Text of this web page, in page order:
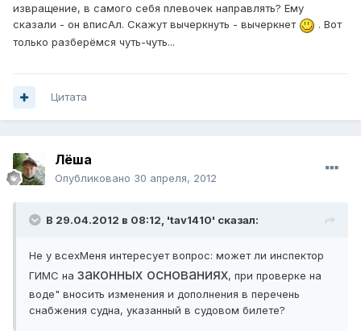
извращение, в самого себя плевочек направлять? Ему
сказали - он вписАл. Скажут вычеркнуть - вычеркнет
. Вот
только разберёмся чуть-чуть...
Цитата
Лёша
Опубликовано 30 апреля, 2012
В 29.04.2012 в 08:12, 'tav1410' сказал:
Не у всехМеня интересует вопрос: может ли инспектор
ГИМС на законных основаниях, при проверке на
воде" вносить изменения и дополнения в перечень
снабжения судна, указанный в судовом билете?